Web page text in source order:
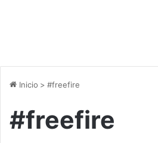
Inicio > #freefire
#freefire